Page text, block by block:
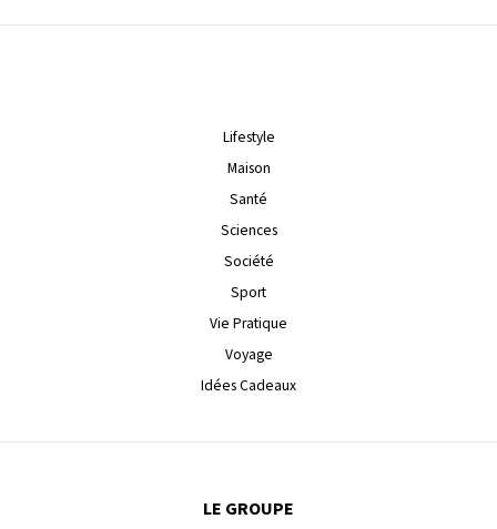
Lifestyle
Maison
Santé
Sciences
Société
Sport
Vie Pratique
Voyage
Idées Cadeaux
LE GROUPE